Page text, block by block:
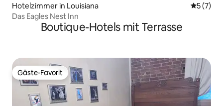
Hotelzimmer in Louisiana
5 (7)
Das Eagles Nest Inn
Boutique-Hotels mit Terrasse
Gäste-Favorit
Gäste-Favorit